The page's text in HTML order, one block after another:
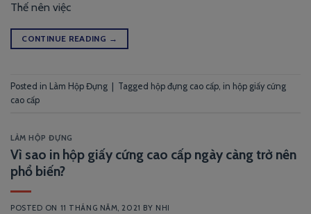
Thế nên việc
CONTINUE READING →
Posted in Làm Hộp Đựng | Tagged hộp đựng cao cấp in hộp giấy cứng
cao cấp
LÀM HỘP ĐỰNG
Vì sao in hộp giấy cứng cao cấp ngày càng trở nên
phổ biến?
POSTED ON 11 THÁNG NĂM, 2021 BY NHI